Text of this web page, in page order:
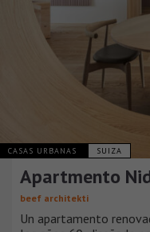
CASAS URBANAS SUIZA
Apartmento
beef architekti
Un apartamento